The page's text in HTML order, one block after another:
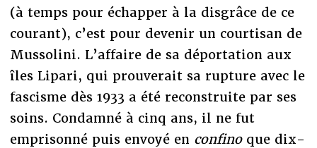
(à temps pour échapper à la disgrâce de ce
courant), c’est pour devenir un courtisan de
Mussolini. L’affaire de sa déportation aux
îles Lipari, qui prouverait sa rupture avec le
fascisme dès 1933 a été reconstruite par ses
soins. Condamné à cinq ans, il ne fut
emprisonné puis envoyé en confinoque dix-